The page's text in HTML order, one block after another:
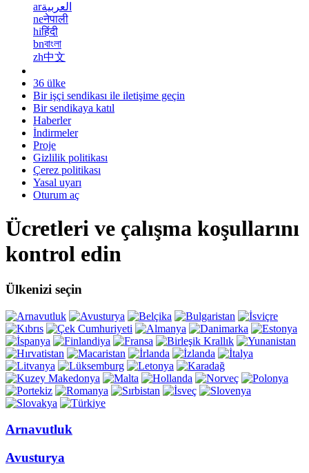
arالعربية
neनेपाली
hiहिंदी
bnবাংলা
zh中文
36 ülke
Bir işçi sendikası ile iletişime geçin
Bir sendikaya katıl
Haberler
İndirmeler
Proje
Gizlilik politikası
Çerez politikası
Yasal uyarı
Oturum aç
Ücretleri ve çalışma koşullarını
kontrol edin
Ülkenizi seçin
Arnavutluk
Avusturya